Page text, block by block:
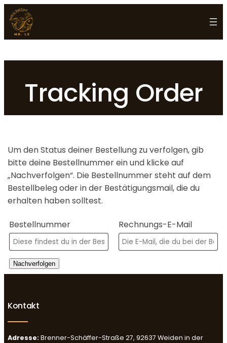
Tracking Order
Um den Status deiner Bestellung zu verfolgen, gib
bitte deine Bestellnummer ein und klicke auf
„Nachverfolgen“. Die Bestellnummer steht auf dem
Bestellbeleg oder in der Bestätigungsmail, die du
erhalten haben solltest.
Bestellnummer Rechnungs-E-Mail
Nachverfolgen
Kontakt
Adresse:Brenner-Schäffer-Straße 27, 92637 Weiden in der